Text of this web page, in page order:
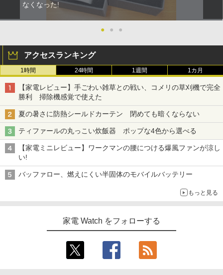
なくなった!
● ● ●
アクセスランキング
1時間 24時間 1週間 1カ月
【家電レビュー】手ごわい雑草との戦い、コメリの草刈機で完全
勝利 掃除機感覚で使えた
夏の暑さに防熱シールドカーテン 閉めても暗くならない
ティファールの丸っこい炊飯器 ポップな4色から選べる
【家電ミニレビュー】ワークマンの腰につける爆風ファンが涼し
い!
バッファロー、燃えにくい半固体のモバイルバッテリー
もっと見る
家電 Watch をフォローする